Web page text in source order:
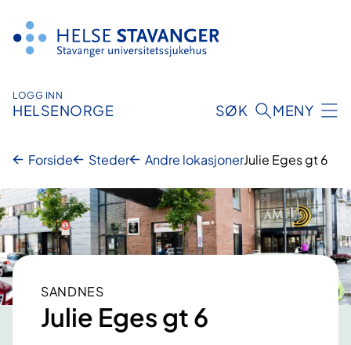
innhold
LOGG INN
HELSENORGE SØK MENY
Forside Steder Andre lokasjonerJulie Eges gt 6
SANDNES
Julie Eges gt 6